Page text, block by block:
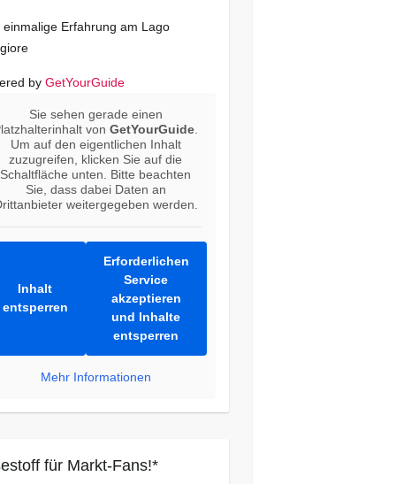
einmalige Erfahrung am Lago
by GetYourGuide
Sie sehen gerade einen
vonGetYourGuide
Um auf den eigentlichen Inhalt
zuzugreifen, klicken Sie auf die
Schaltfläche unten. Bitte beachten
Sie, dass dabei Daten an
weitergegeben werden.
Inhalt
entsperren
Erforderlichen
Service
akzeptieren
und Inhalte
entsperren
Mehr Informationen
für Markt-Fans!*